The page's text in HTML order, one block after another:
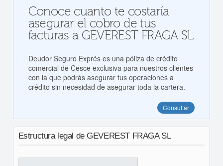
Conoce cuanto te costaría
asegurar el cobro de tus
facturas a GEVEREST FRAGA SL
Deudor Seguro Exprés es una póliza de crédito
comercial de Cesce exclusiva para nuestros clientes
con la que podrás asegurar tus operaciones a
crédito sin necesidad de asegurar toda la cartera.
Consultar
Estructura legal de GEVEREST FRAGA SL